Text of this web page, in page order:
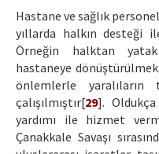
Hastane ve sağlık
yıllarda halkın desteği
Örneğin halktan
hastaneye
önlemlerle yaralıların
çalışılmıştır[29].
yardımı ile hizmet
Çanakkale Savaşı